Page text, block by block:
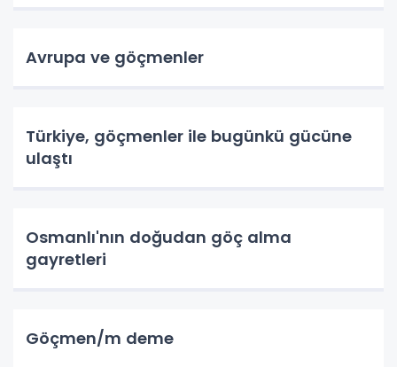
Avrupa ve göçmenler
Türkiye, göçmenler ile bugünkü gücüne
ulaştı
Osmanlı'nın doğudan göç alma
gayretleri
Göçmen/m deme